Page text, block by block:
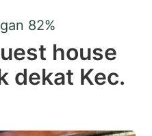
select
a
date.
82%
house
dekat Kec.